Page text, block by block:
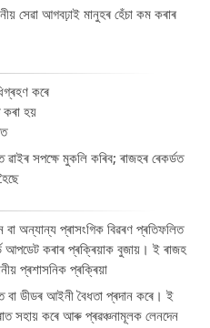
সেৱা আগবঢ়াই মানুহৰ হেঁচা কম কৰাৰ
কৰে
কৰা হয়
সপক্ষে মুকলি কৰিব; ৰাজহৰ ৰেকৰ্ডত
বা অন্যান্য প্ৰাসংগিক বিৱৰণ প্ৰতিফলিত
আপডেট কৰাৰ প্ৰক্ৰিয়াক বুজায়। ই ৰাজহ
প্ৰশাসনিক প্ৰক্ৰিয়া
বা ডীডৰ আইনী বৈধতা প্ৰদান কৰে। ই
সহায় কৰে আৰু প্ৰৱঞ্চনামূলক লেনদেন